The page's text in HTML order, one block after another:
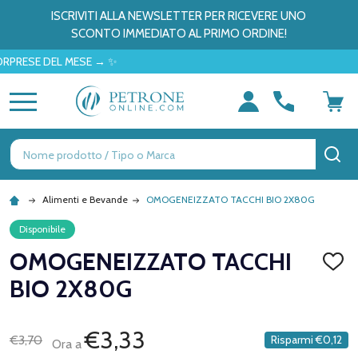
ISCRIVITI ALLA NEWSLETTER PER RICEVERE UNO
SCONTO IMMEDIATO AL PRIMO ORDINE!
DEL MESE → ✨
Ricerca
Alimenti e Bevande OMOGENEIZZATO TACCHI BIO 2X80G
Disponibile
OMOGENEIZZATO TACCHI
BIO 2X80G
€3,70
Ora a€3,33 Risparmi €0,12